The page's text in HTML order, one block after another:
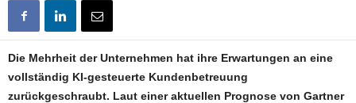
Die Mehrheit der Unternehmen hat ihre Erwartungen an eine
vollständig KI-gesteuerte Kundenbetreuung
zurückgeschraubt. Laut einer aktuellen Prognose von Gartner